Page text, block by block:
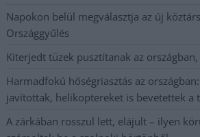
Napokon belül megválasztja az új
Országgyűlés
Kiterjedt tüzek pusztítanak az
Harmadfokú hőségriasztás az
javítottak, helikoptereket is bevetettek a
A zárkában rosszul lett, elájult – ilyen